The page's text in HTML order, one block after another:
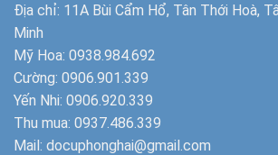
Địa chỉ: 11A Bùi Cẩm Hổ, Tân Thới Hoà,
Minh
Mỹ Hoa: 0938.984.692
Cường: 0906.901.339
Yến Nhi: 0906.920.339
Thu mua: 0937.486.339
Mail: docuphonghai@gmail.com